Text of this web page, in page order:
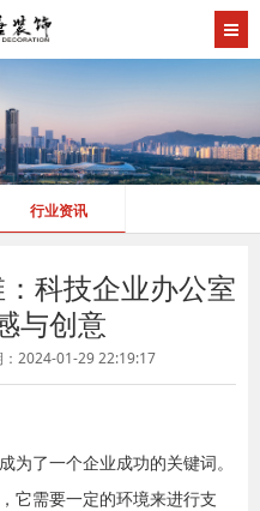
行业资讯
科技企业办公室
与创意
：2024-01-29 22:19:17
为了一个企业成功的关键词。
它需要一定的环境来进行支